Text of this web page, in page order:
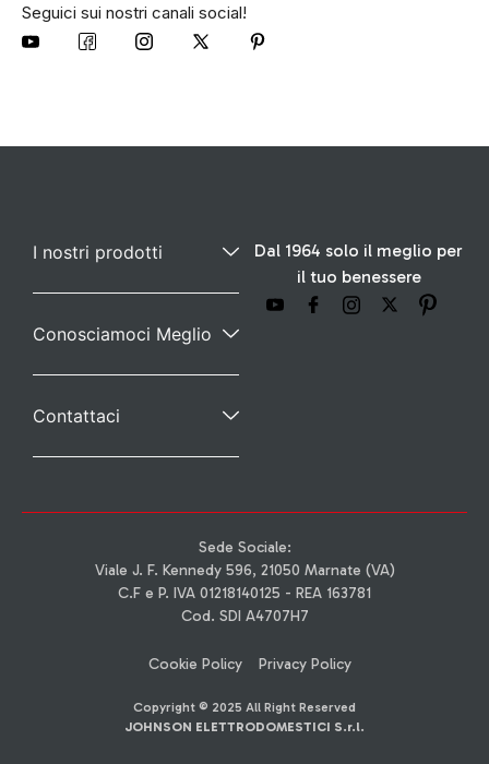
Seguici sui nostri canali social!
Dal 1964 solo il meglio per
il tuo benessere
I nostri prodotti
Conosciamoci Meglio
Contattaci
Sede Sociale:
Viale J. F. Kennedy 596, 21050 Marnate (VA)
C.F e P. IVA 01218140125 - REA 163781
Cod. SDI A4707H7
Cookie Policy Privacy Policy
Copyright © 2025 All Right Reserved
JOHNSON ELETTRODOMESTICI S.r.l.